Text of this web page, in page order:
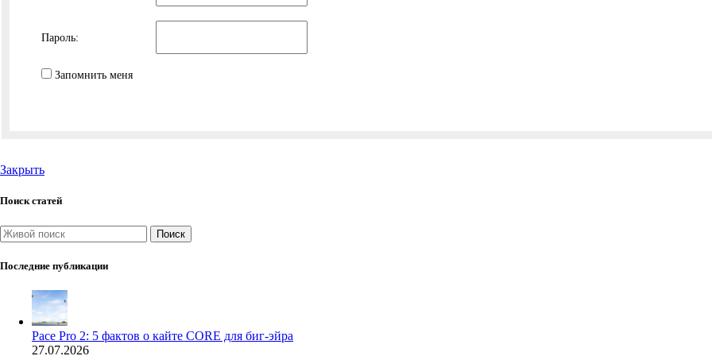
Пароль:
Запомнить меня
Закрыть
Поиск статей
Поиск
Последние публикации
Pace Pro 2: 5 фактов о кайте CORE для биг-эйра
27.07.2026